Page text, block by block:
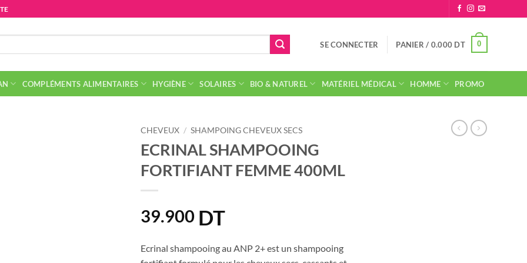
SE CONNECTER PANIER / 0.000 DT 0
COMPLÉMENTS ALIMENTAIRES HYGIÈNE SOLAIRES BIO & NATUREL MATÉRIEL MÉDICAL HOMME PROMO
CHEVEUX / SHAMPOING CHEVEUX SECS
ECRINAL SHAMPOOING
FORTIFIANT FEMME 400ML
39.900 DT
Ecrinal shampooing au ANP 2+ est un shampooing